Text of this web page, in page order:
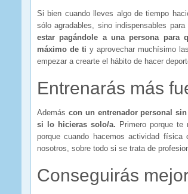
Si bien cuando lleves algo de tiempo
sólo agradables, sino indispensables
estar pagándole a una persona para
máximo de ti y aprovechar muchísimo
empezar a crearte el hábito de hacer
Entrenarás más
Además con un entrenador personal
si lo hicieras solo/a. Primero porque te
porque cuando hacemos actividad
nosotros, sobre todo si se trata de
Conseguirás